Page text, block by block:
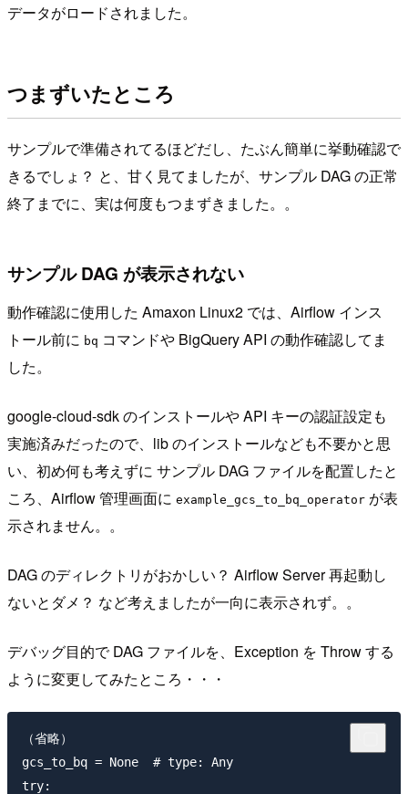
データがロードされました。
つまずいたところ
サンプルで準備されてるほどだし、たぶん簡単に挙動確認で
きるでしょ？ と、甘く見てましたが、サンプル DAG の正常
終了までに、実は何度もつまずきました。。
サンプル DAG が表示されない
動作確認に使用した Amaxon Linux2 では、Airflow インス
トール前に bq コマンドや BigQuery API の動作確認してま
した。
google-cloud-sdk のインストールや API キーの認証設定も
実施済みだったので、lib のインストールなども不要かと思
い、初め何も考えずに サンプル DAG ファイルを配置したと
ころ、Airflow 管理画面に example_gcs_to_bq_operator が表
示されません。。
DAG のディレクトリがおかしい？ Airflow Server 再起動し
ないとダメ？ など考えましたが一向に表示されず。。
デバッグ目的で DAG ファイルを、Exception を Throw する
ように変更してみたところ・・・
（省略）
gcs_to_bq = None  # type: Any
try: